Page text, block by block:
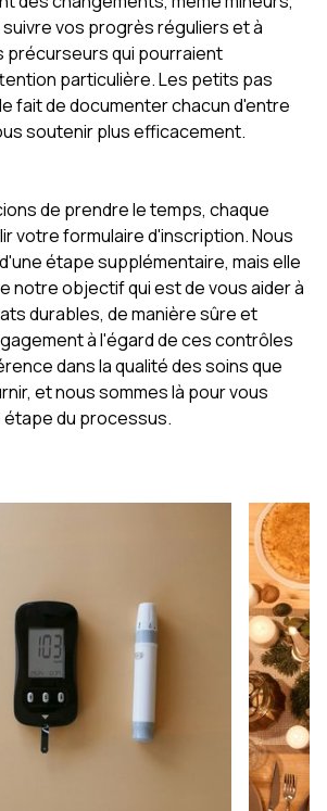
vos progrès réguliers et à
précurseurs qui pourraient
particulière. Les petits pas
fait de documenter chacun d'entre
soutenir plus efficacement.
de prendre le temps, chaque
votre formulaire d'inscription. Nous
étape supplémentaire, mais elle
notre objectif qui est de vous aider à
durables, de manière sûre et
à l'égard de ces contrôles
dans la qualité des soins que
et nous sommes là pour vous
du processus.